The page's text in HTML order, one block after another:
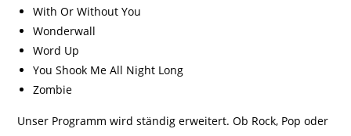
With Or Without You
Wonderwall
Word Up
You Shook Me All Night Long
Zombie
Unser Programm wird ständig erweitert. Ob Rock, Pop oder